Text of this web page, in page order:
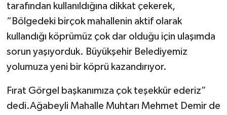
tarafından kullanıldığına dikkat çekerek,
“Bölgedeki birçok mahallenin aktif olarak
kullandığı köprümüz çok dar olduğu için ulaşımda
sorun yaşıyorduk. Büyükşehir Belediyemiz
yolumuza yeni bir köprü kazandırıyor.
Fırat Görgel başkanımıza çok teşekkür ederiz”
dedi.Ağabeyli Mahalle Muhtarı Mehmet Demir de